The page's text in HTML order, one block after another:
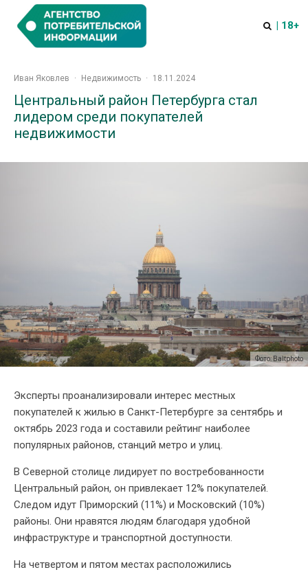
| 18+
Иван Яковлев · Недвижимость · 18.11.2024
Центральный район Петербурга стал
лидером среди покупателей
недвижимости
Фото: Baltphoto
Эксперты проанализировали интерес местных
покупателей к жилью в Санкт-Петербурге за сентябрь и
октябрь 2023 года и составили рейтинг наиболее
популярных районов, станций метро и улиц.
В Северной столице лидирует по востребованности
Центральный район, он привлекает 12% покупателей.
Следом идут Приморский (11%) и Московский (10%)
районы. Они нравятся людям благодаря удобной
инфраструктуре и транспортной доступности.
На четвертом и пятом местах расположились